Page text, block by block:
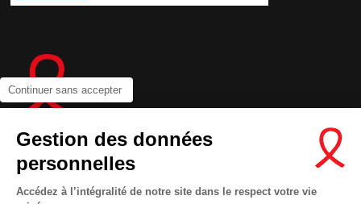
Continuer sans accepter
Gestion des données
personnelles
Accédez à l’intégralité de notre site dans le respect votre vie
Contactez-nous